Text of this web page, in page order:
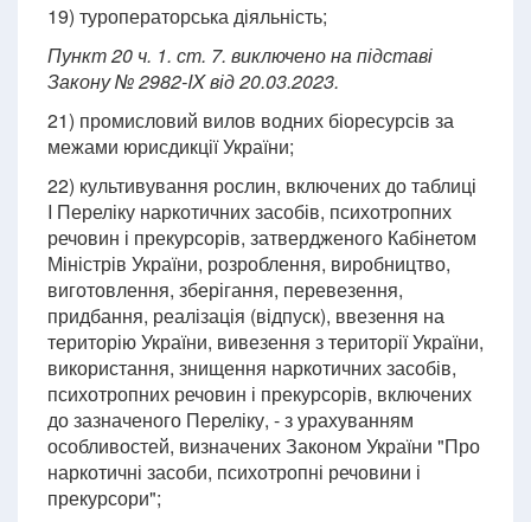
19) туроператорська діяльність;
Пункт 20 ч. 1. ст. 7. виключено на підставі
Закону № 2982-IX від 20.03.2023.
21) промисловий вилов водних біоресурсів за
межами юрисдикції України;
22) культивування рослин, включених до таблиці
I Переліку наркотичних засобів, психотропних
речовин і прекурсорів, затвердженого Кабінетом
Міністрів України, розроблення, виробництво,
виготовлення, зберігання, перевезення,
придбання, реалізація (відпуск), ввезення на
територію України, вивезення з території України,
використання, знищення наркотичних засобів,
психотропних речовин і прекурсорів, включених
до зазначеного Переліку, - з урахуванням
особливостей, визначених Законом України "Про
наркотичні засоби, психотропні речовини і
прекурсори";